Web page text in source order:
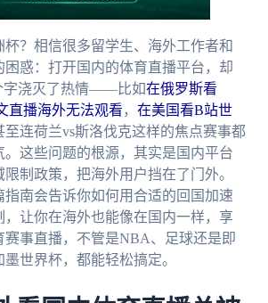
？相信很多留学生、海外工作者和
困惑：打开国内的体育直播平台，却
字浇灭了热情——比如在俄罗斯看
直播海外无法观看 ， 在美国看B站世
至连荷兰vs斯洛伐克这样的焦点赛事都
。这些问题的根源，其实是国内平台
制政策，把海外用户挡在了门外。
指南会告诉你如何用合适的回国加速
，让你在海外也能像在国内一样，享
赛事直播，不管是NBA、足球还是即
世界杯，都能轻松搞定。